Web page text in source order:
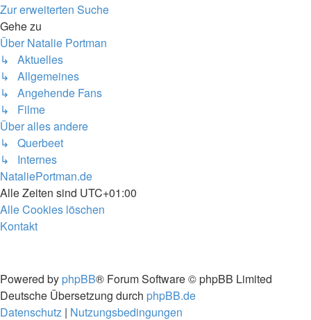
Zur erweiterten Suche
Gehe zu
Über Natalie Portman
↳ Aktuelles
↳ Allgemeines
↳ Angehende Fans
↳ Filme
Über alles andere
↳ Querbeet
↳ Internes
NataliePortman.de
Alle Zeiten sind UTC+01:00
Alle Cookies löschen
Kontakt
Powered by phpBB® Forum Software © phpBB Limited
Deutsche Übersetzung durch phpBB.de
Datenschutz | Nutzungsbedingungen